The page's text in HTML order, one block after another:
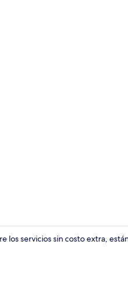
los servicios sin costo extra,